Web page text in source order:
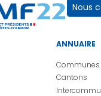
Nous
ANNUAIRE
Communes
Cantons